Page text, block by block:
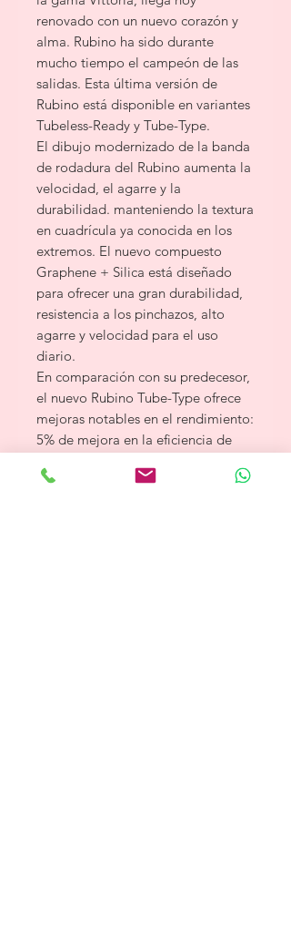
renovado con un nuevo corazón y
alma. Rubino ha sido durante
mucho tiempo el campeón de las
salidas. Esta última versión de
Rubino está disponible en variantes
Tubeless-Ready y Tube-Type.
El dibujo modernizado de la banda
de rodadura del Rubino aumenta la
velocidad, el agarre y la
durabilidad. manteniendo la textura
en cuadrícula ya conocida en los
extremos. El nuevo compuesto
Graphene + Silica está diseñado
para ofrecer una gran durabilidad,
resistencia a los pinchazos, alto
agarre y velocidad para el uso
diario.
En comparación con su predecesor,
el nuevo Rubino Tube-Type ofrece
mejoras notables en el rendimiento:
5% de mejora en la eficiencia de
resistencia a los pinchazos, 9% en